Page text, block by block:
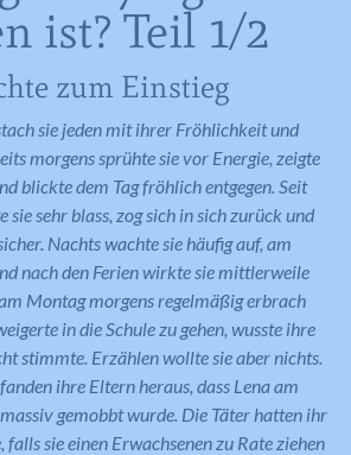
ist? Teil 1/2
zum Einstieg
sie jeden mit ihrer Fröhlichkeit und
morgens sprühte sie vor Energie, zeigte
blickte dem Tag fröhlich entgegen. Seit
sie sehr blass, zog sich in sich zurück und
Nachts wachte sie häufig auf, am
nach den Ferien wirkte sie mittlerweile
Montag morgens regelmäßig erbrach
in die Schule zu gehen, wusste ihre
stimmte. Erzählen wollte sie aber nichts.
ihre Eltern heraus, dass Lena am
gemobbt wurde. Die Täter hatten ihr
falls sie einen Erwachsenen zu Rate ziehen